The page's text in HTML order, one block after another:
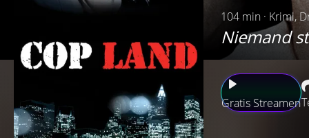
104 min · Krimi,
Niemand
Gratis Streamen